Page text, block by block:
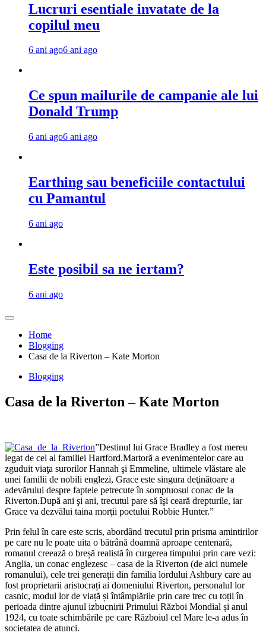
Lucruri esentiale invatate de la
copilul meu
6 ani ago6 ani ago
Ce spun mailurile de campanie ale lui
Donald Trump
6 ani ago6 ani ago
Earthing sau beneficiile contactului
cu Pamantul
6 ani ago
Este posibil sa ne iertam?
6 ani ago
Home
Blogging
Casa de la Riverton – Kate Morton
Blogging
Casa de la Riverton – Kate Morton
”Destinul lui Grace Bradley a fost mereu
legat de cel al familiei Hartford.Martoră a evenimentelor care au
zguduit viaţa surorilor Hannah şi Emmeline, ultimele vlăstare ale
unei familii de nobili englezi, Grace este singura deţinătoare a
adevărului despre faptele petrecute în somptuosul conac de la
Riverton.După ani şi ani, trecutul pare să îşi ceară drepturile, iar
Grace va dezvălui taina morţii poetului Robbie Hunter.”
Prin felul în care este scris, abordând trecutul prin prisma amintirilor
pe care nu le poate uita o bătrână doamnă aproape centenară,
romanul creează o breșă realistă în curgerea timpului prin care vezi:
Anglia, un conac englezesc – casa de la Riverton (de aici numele
romanului), cele trei generații din familia lordului Ashbury care au
fost proprietarii aristocrați ai domeniului Riverton, personalul lor
casnic, modul lor de viață și întâmplările prin care trec cu toții în
perioada dintre ajunul izbucnirii Primului Război Mondial și anul
1924, cu toate schimbările pe care Războiul cel Mare le-a adus în
societatea de atunci.